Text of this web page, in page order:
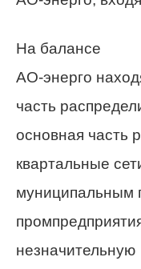
На балансе
АО-энерго
часть
основная часть
квартальные
муниципальным
незначительную